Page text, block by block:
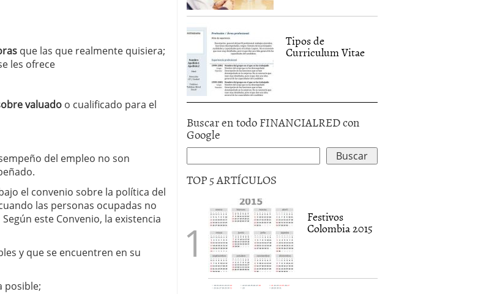
que las que realmente quisiera;
les ofrece
valuado o cualificado para el
del empleo no son
el convenio sobre la política del
las personas ocupadas no
Según este Convenio, la existencia
y que se encuentren en su
posible;
Tipos de
Curriculum Vitae
Buscar en todo FINANCIALRED con
Google
TOP 5 ARTÍCULOS
Festivos
Colombia 2015